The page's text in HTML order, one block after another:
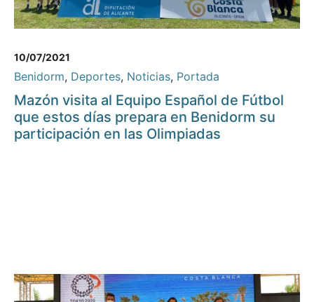
10/07/2021
Benidorm, Deportes, Noticias, Portada
Mazón visita al Equipo Español de Fútbol
que estos días prepara en Benidorm su
participación en las Olimpiadas